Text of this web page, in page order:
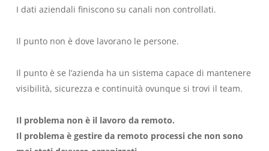
I dati aziendali finiscono su canali non controllati.
Il punto non è dove lavorano le persone.
Il punto è se l’azienda ha un sistema capace di mantenere
visibilità, sicurezza e continuità ovunque si trovi il team.
Il problema non è il lavoro da remoto.
Il problema è gestire da remoto processi che non sono